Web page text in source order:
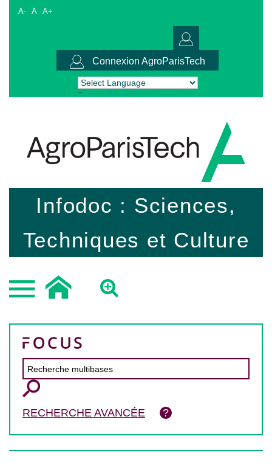
A- A A+
Connexion AgroParisTech
Powered by Translate
Infodoc : Sciences,
Techniques et Culture
RECHERCHE AVANCÉE